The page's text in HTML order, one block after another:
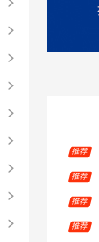
推荐
推荐
推荐
推荐